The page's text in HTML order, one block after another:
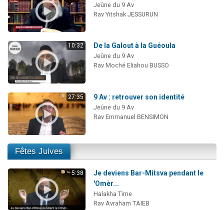
Jeûne du 9 Av
Rav Yitshak JESSURUN
10:32 De la Galout à la Guéoula
Jeûne du 9 Av
Rav Moché Eliahou BUSSO
27:35 9 Av : retrouver son identité
Jeûne du 9 Av
Rav Emmanuel BENSIMON
Fêtes Juives
5:38
Je deviens Bar-Mitsva pendant le
'Omèr...
Halakha Time
Rav Avraham TAIEB